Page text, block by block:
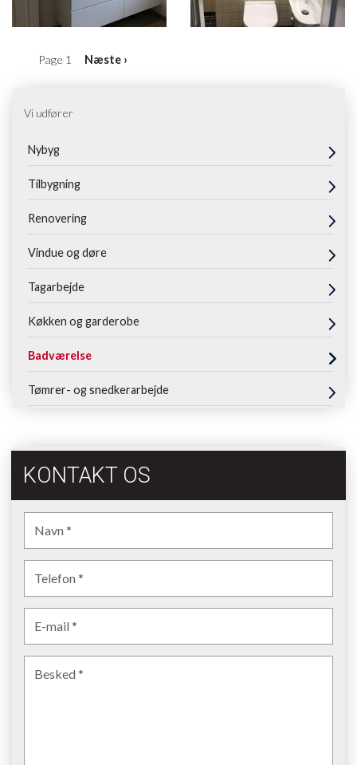
Pagination
Page 1
Next
Næste ›
Vi udfører
Nybyg
Tilbygning
Renovering
Vindue og døre
Tagarbejde
Køkken og garderobe
Badværelse
Tømrer- og snedkerarbejde
KONTAKT OS